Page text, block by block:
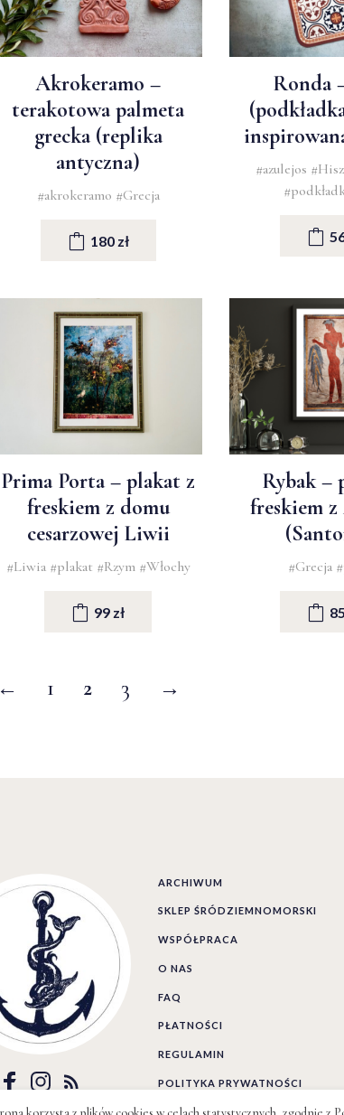
Akrokeramo –
terakotowa palmeta
grecka (replika
antyczna)
#akrokeramo #Grecja
180 zł
Ronda
#azulejos
Prima Porta – plakat z
freskiem z domu
cesarzowej Liwii
#Liwia #plakat #Rzym #Włochy
99 zł
Rybak –
freskiem
#Grecja
← 1 2 3 →
ARCHIWUM
SKLEP ŚRÓDZIEMNOMORSKI
WSPÓŁPRACA
O NAS
FAQ
PŁATNOŚCI
REGULAMIN
POLITYKA PRYWATNOŚCI